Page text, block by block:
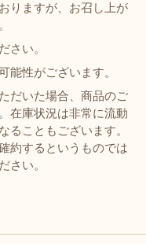
りますが、お召し上が
さい。
能性がございます。
だいた場合、商品のご
在庫状況は非常に流動
ることもございます。
約するというものでは
さい。